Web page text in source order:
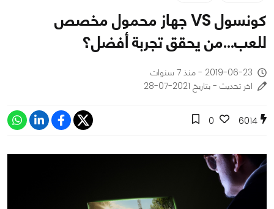
كونسول VS جهاز محمول مخصص
للعب...من يحقق تجربة أفضل؟
2019-06-23 - منذ 7 سنوات
اخر تحديث - بتاريخ 2021-07-28
6014
0